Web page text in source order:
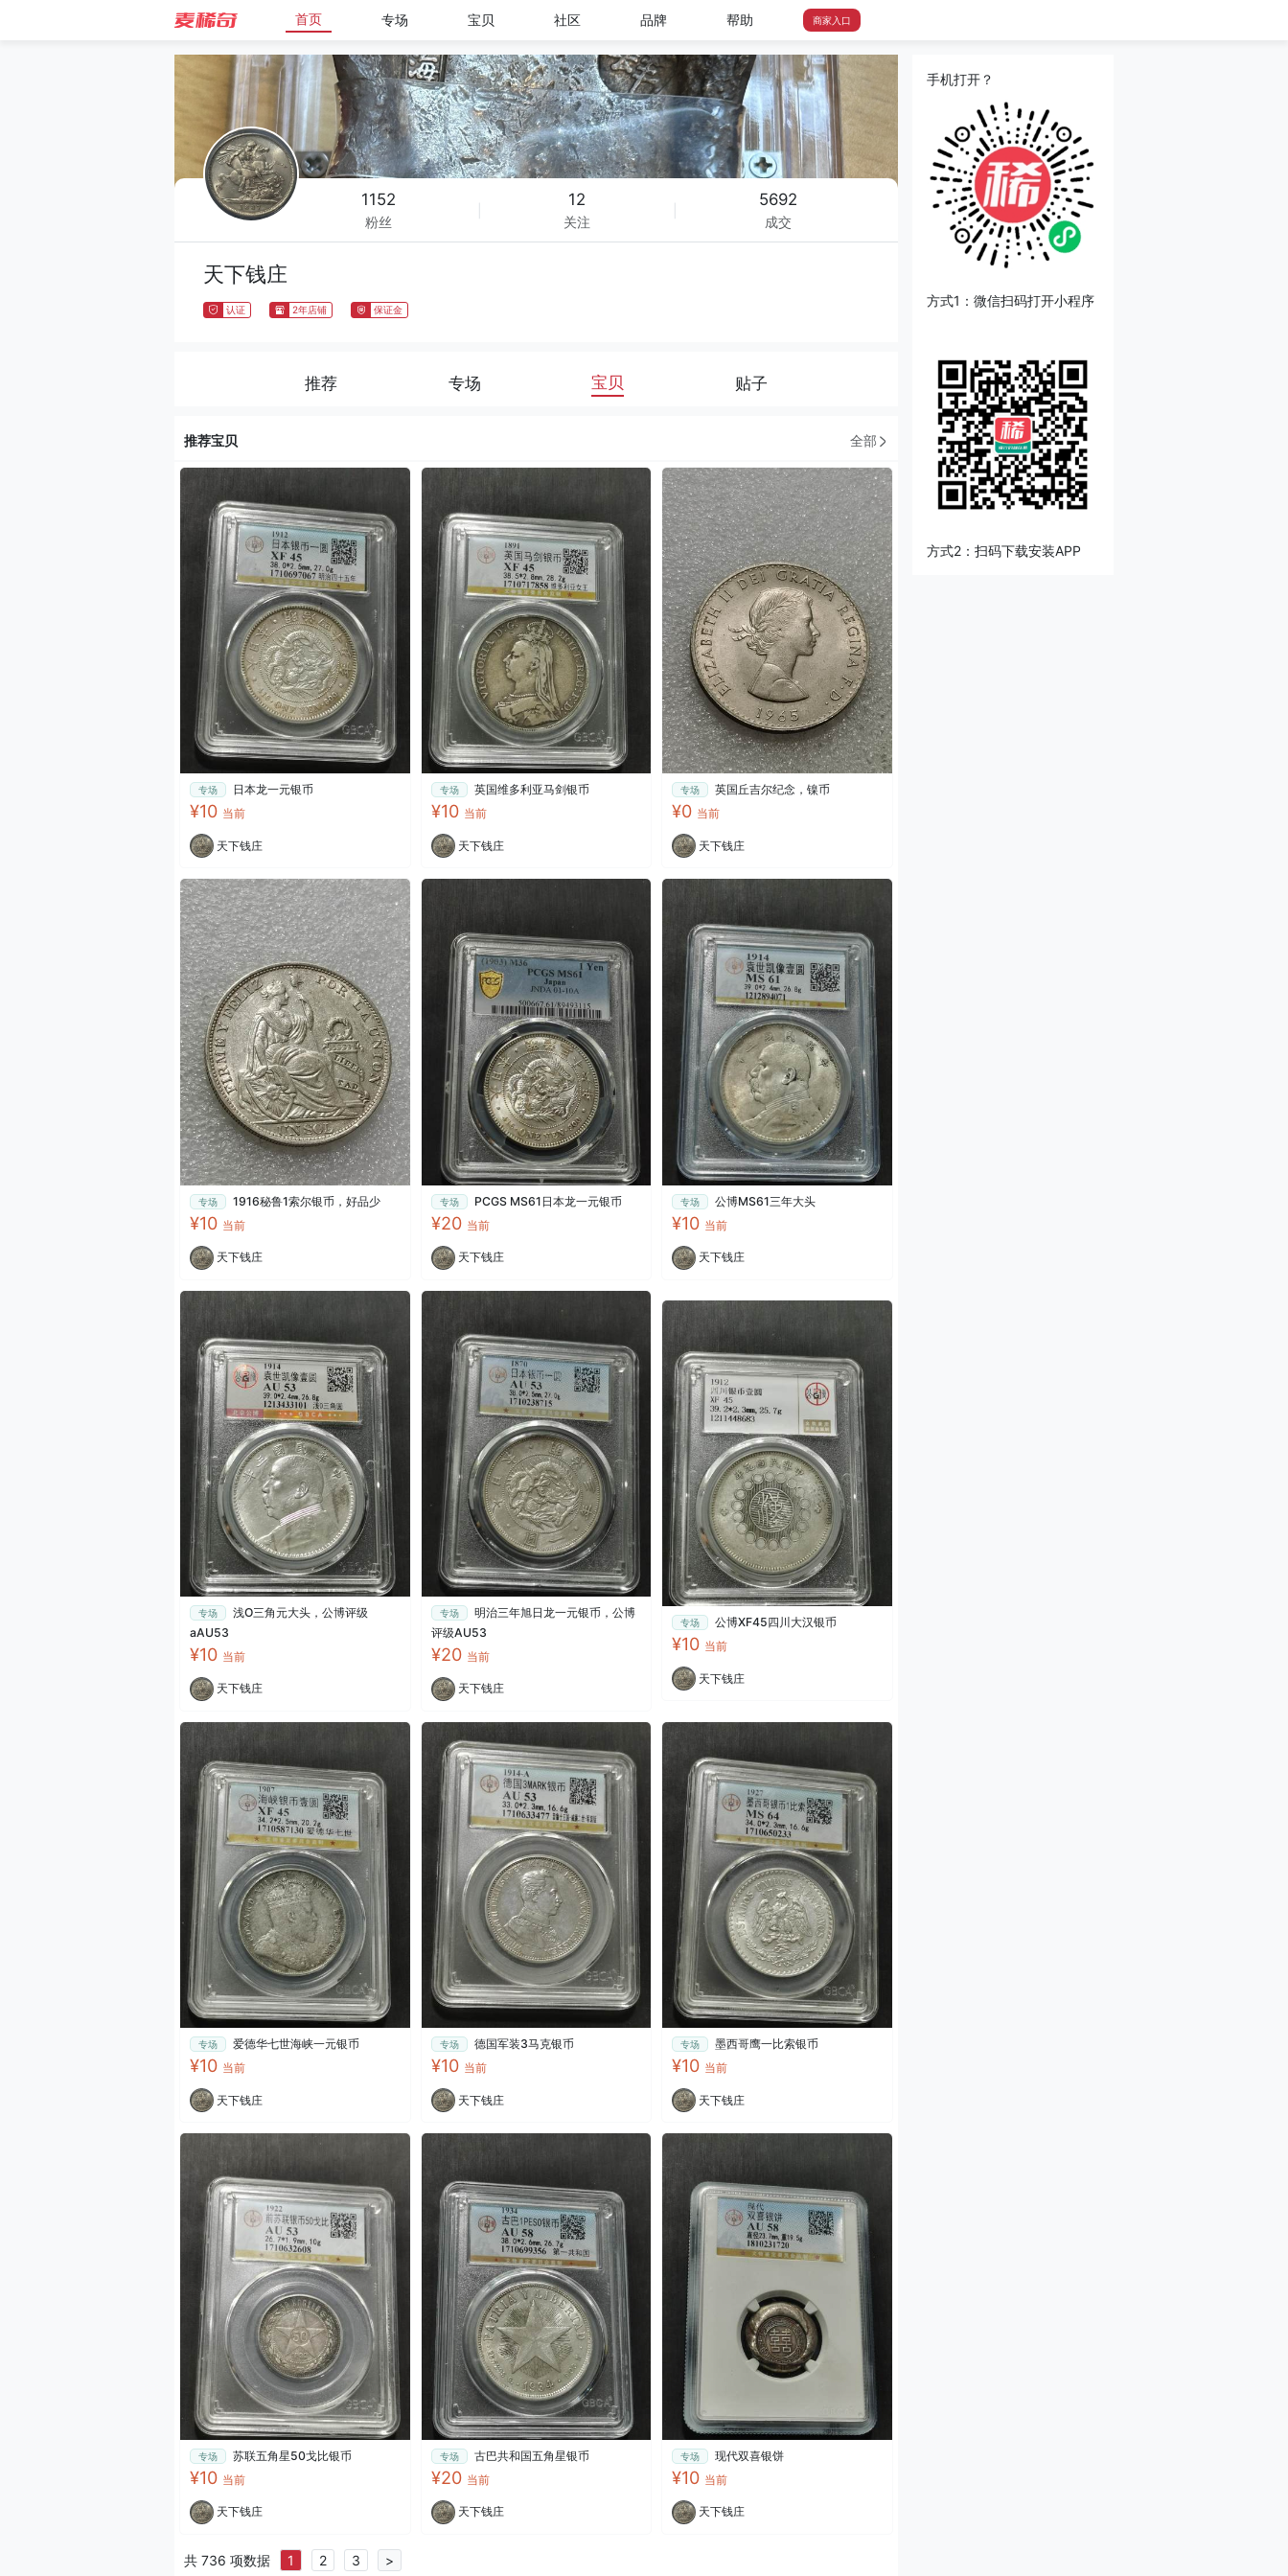
首页 专场 宝贝 社区 品牌 帮助 商家入口
1152
粉丝
12
关注
5692
成交
天下钱庄
认证 2年店铺 保证金
推荐 专场 宝贝 贴子
推荐宝贝 全部
专场 日本龙一元银币
¥10 当前
天下钱庄
专场 英国维多利亚马剑银币
¥10 当前
天下钱庄
专场 英国丘吉尔纪念，镍币
¥0 当前
天下钱庄
专场 1916秘鲁1索尔银币，好品少
¥10 当前
天下钱庄
专场 PCGS MS61日本龙一元银币
¥20 当前
天下钱庄
专场 公博MS61三年大头
¥10 当前
天下钱庄
专场
浅O三角元大头，公博评级
aAU53
¥10 当前
天下钱庄
专场
明治三年旭日龙一元银币，公博
评级AU53
¥20 当前
天下钱庄
专场 公博XF45四川大汉银币
¥10 当前
天下钱庄
专场 爱德华七世海峡一元银币
¥10 当前
天下钱庄
专场 德国军装3马克银币
¥10 当前
天下钱庄
专场 墨西哥鹰一比索银币
¥10 当前
天下钱庄
专场 苏联五角星50戈比银币
¥10 当前
天下钱庄
专场 古巴共和国五角星银币
¥20 当前
天下钱庄
专场 现代双喜银饼
¥10 当前
天下钱庄
共 736 项数据 1 2 3 >
手机打开？
方式1：微信扫码打开小程序
方式2：扫码下载安装APP